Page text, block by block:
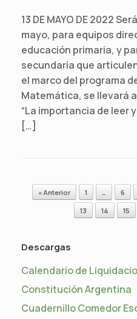
13 DE MAYO DE 2022
mayo, para equipos
educación primaria, y
secundaria que
el marco del programa
Matemática, se llevará
“La importancia de leer
[…]
Navegador de artículos
« Anterior 1 … 6
13
14 15
Descargas
Calendario de
Constitución Argentina
Cuadernillo Comedor